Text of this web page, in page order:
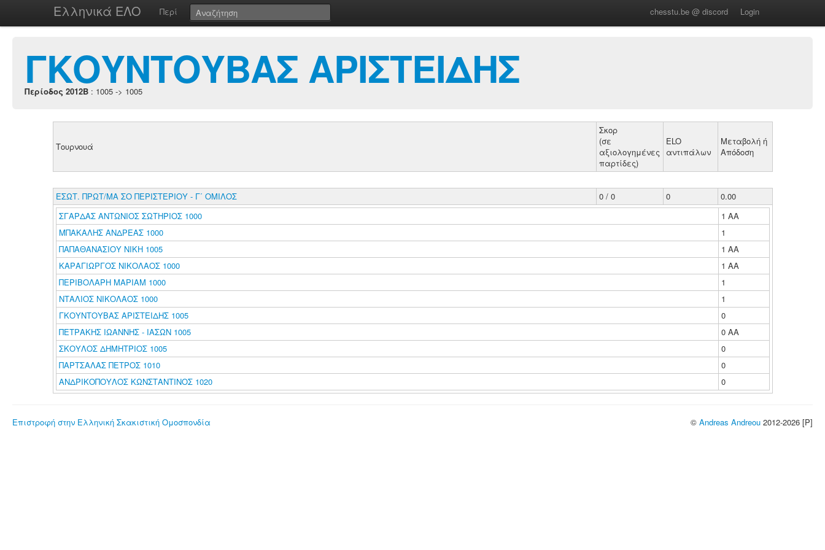
Ελληνικά ΕΛΟ Περί chesstu.be @ discord Login
ΓΚΟΥΝΤΟΥΒΑΣ ΑΡΙΣΤΕΙΔΗΣ
Περίοδος 2012B : 1005 -> 1005
Τουρνουά
Σκορ
(σε
αξιολογημένες
παρτίδες)
ELO
αντιπάλων
Μεταβολή ή
Απόδοση
ΕΣΩΤ. ΠΡΩΤ/ΜΑ ΣΟ ΠΕΡΙΣΤΕΡΙΟΥ - Γ΄ ΟΜΙΛΟΣ 0 / 0 0
0.00
ΣΓΑΡΔΑΣ ΑΝΤΩΝΙΟΣ ΣΩΤΗΡΙΟΣ 1000
1 ΑΑ
ΜΠΑΚΑΛΗΣ ΑΝΔΡΕΑΣ 1000
1
ΠΑΠΑΘΑΝΑΣΙΟΥ ΝΙΚΗ 1005
1 ΑΑ
ΚΑΡΑΓΙΩΡΓΟΣ ΝΙΚΟΛΑΟΣ 1000
1 ΑΑ
ΠΕΡΙΒΟΛΑΡΗ ΜΑΡΙΑΜ 1000
1
ΝΤΑΛΙΟΣ ΝΙΚΟΛΑΟΣ 1000
1
ΓΚΟΥΝΤΟΥΒΑΣ ΑΡΙΣΤΕΙΔΗΣ 1005
0
ΠΕΤΡΑΚΗΣ ΙΩΑΝΝΗΣ - ΙΑΣΩΝ 1005
0 ΑΑ
ΣΚΟΥΛΟΣ ΔΗΜΗΤΡΙΟΣ 1005
0
ΠΑΡΤΣΑΛΑΣ ΠΕΤΡΟΣ 1010
0
ΑΝΔΡΙΚΟΠΟΥΛΟΣ ΚΩΝΣΤΑΝΤΙΝΟΣ 1020
0
Επιστροφή στην Ελληνική Σκακιστική Ομοσπονδία © Andreas Andreou 2012-2026 [P]